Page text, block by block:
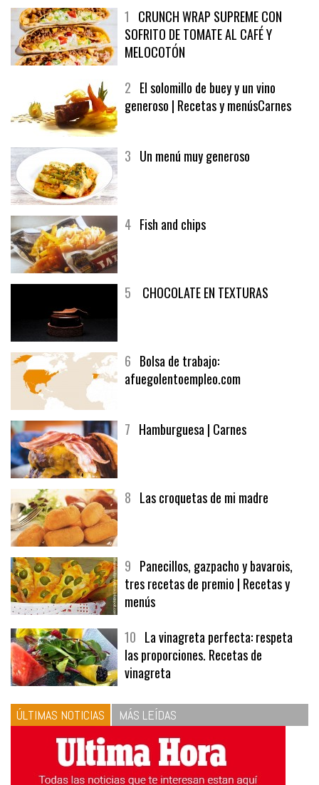
1CRUNCH WRAP SUPREME CON
SOFRITO DE TOMATE AL CAFÉ Y
MELOCOTÓN
2El solomillo de buey y un vino
6Bolsa de trabajo:
9Panecillos, gazpacho y bavarois,
tres recetas de premio | Recetas y
menús
10La vinagreta perfecta: respeta
las proporciones. Recetas de
vinagreta
ÚLTIMAS NOTICIAS MÁS LEÍDAS